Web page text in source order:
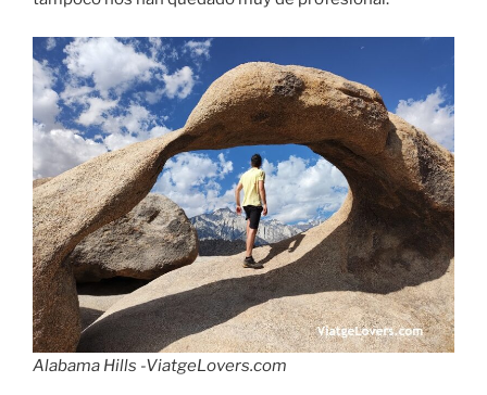
Alabama Hills -ViatgeLovers.com